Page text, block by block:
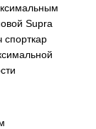
Supra